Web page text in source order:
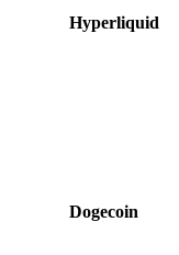
Hyperliquid
Dogecoin